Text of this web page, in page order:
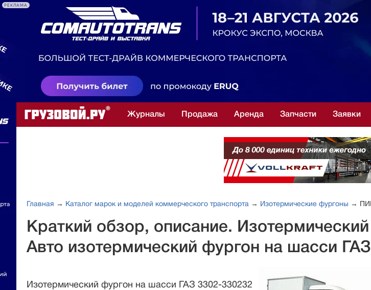
РЕКЛАМА
Журналы Продажа Аренда Запчасти Заявки
Главная → Каталог марок и моделей коммерческого транспорта → Изотермические фургоны →
Краткий обзор, описание.
Авто изотермический фургон на шасси
Изотермический фургон на шасси ГАЗ 3302-330232